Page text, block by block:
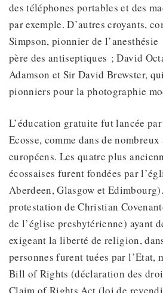
des téléphones portables et des
par exemple. D’autres croyants,
Simpson, pionnier de
père des antiseptiques ; David
Adamson et Sir David Brewster,
pionniers pour la photographie
L’éducation gratuite fut lancée
Ecosse, comme dans de nombreux
européens. Les quatre plus
écossaises furent fondées par
Aberdeen, Glasgow et
protestation de Christian
de l’église presbytérienne) ayant
exigeant la liberté de religion,
personnes furent tuées par l’Etat,
Bill of Rights (déclaration des